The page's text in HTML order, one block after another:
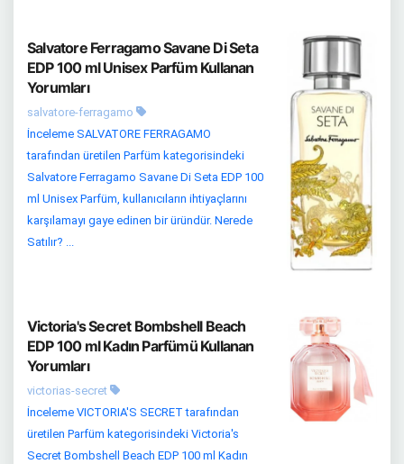
Salvatore Ferragamo Savane Di Seta
EDP 100 ml Unisex Parfüm Kullanan
Yorumları
salvatore-ferragamo
İnceleme SALVATORE FERRAGAMO
tarafından üretilen Parfüm kategorisindeki
Salvatore Ferragamo Savane Di Seta EDP 100
ml Unisex Parfüm, kullanıcıların ihtiyaçlarını
karşılamayı gaye edinen bir üründür. Nerede
Satılır? ...
Victoria's Secret Bombshell Beach
EDP 100 ml Kadın Parfümü Kullanan
Yorumları
victorias-secret
İnceleme VICTORIA'S SECRET tarafından
üretilen Parfüm kategorisindeki Victoria's
Secret Bombshell Beach EDP 100 ml Kadın